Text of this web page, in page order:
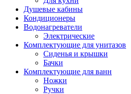
Душевые кабины
Кондиционеры
Водонагреватели
Электрические
Комплектующие для унитазов
Сиденья и крышки
Бачки
Комплектующие для ванн
Ножки
Ручки